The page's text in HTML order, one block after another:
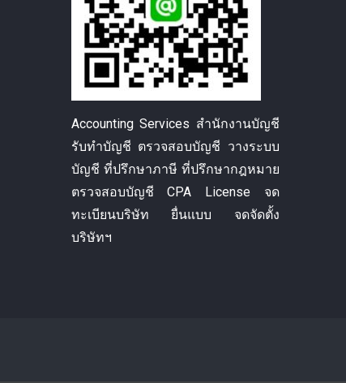
Accounting Services สำนักงานบัญชี
รับทำบัญชี ตรวจสอบบัญชี วางระบบ
บัญชี ที่ปรึกษาภาษี ที่ปรึกษากฎหมาย
ตรวจสอบบัญชี CPA License จด
ทะเบียนบริษัท ยื่นแบบ จดจัดตั้ง
บริษัทฯ